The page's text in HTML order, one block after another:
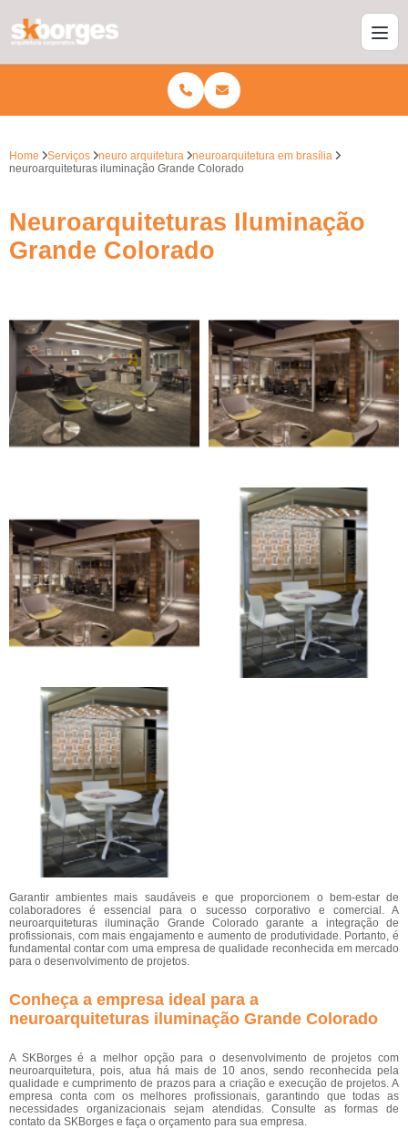
Home Serviços neuro arquitetura
neuroarquitetura em brasília
neuroarquiteturas iluminação Grande Colorado
Neuroarquiteturas Iluminação
Grande Colorado
Garantir ambientes mais saudáveis e que proporcionem o bem-estar de
colaboradores é essencial para o sucesso corporativo e comercial. A
neuroarquiteturas iluminação Grande Colorado garante a integração de
profissionais, com mais engajamento e aumento de produtividade. Portanto, é
fundamental contar com uma empresa de qualidade reconhecida em mercado
para o desenvolvimento de projetos.
Conheça a empresa ideal para a
neuroarquiteturas iluminação Grande Colorado
A SKBorges é a melhor opção para o desenvolvimento de projetos com
neuroarquitetura, pois, atua há mais de 10 anos, sendo reconhecida pela
qualidade e cumprimento de prazos para a criação e execução de projetos. A
empresa conta com os melhores profissionais, garantindo que todas as
necessidades organizacionais sejam atendidas. Consulte as formas de
contato da SKBorges e faça o orçamento para sua empresa.